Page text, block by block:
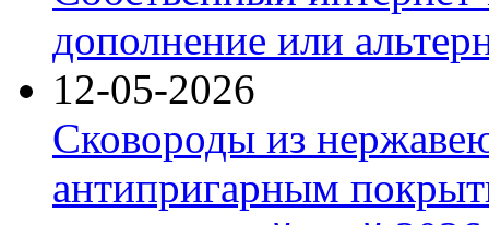
дополнение или
12-05-2026
Сковороды из
антипригарным